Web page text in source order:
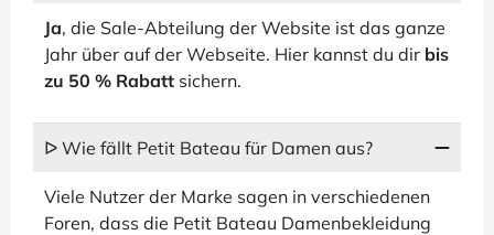
Ja, die Sale-Abteilung der Website ist das ganze
Jahr über auf der Webseite. Hier kannst du dir bis
zu 50 % Rabatt sichern.
ᐅ Wie fällt Petit Bateau für Damen aus?
Viele Nutzer der Marke sagen in verschiedenen
Foren, dass die Petit Bateau Damenbekleidung